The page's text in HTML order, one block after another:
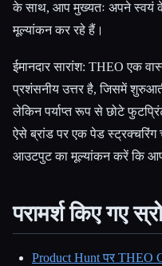
के साथ, आप मुख्यतः अपने स्वयं के
मूल्यांकन कर रहे हैं।
ईमानदार सारांश: THEO एक
प्रशंसनीय उत्तर है, जिसमें
लेकिन पर्याप्त रूप से छोटे
ऐसे ब्रांड पर एक पेड
आउटपुट का मूल्यांकन करें कि आप
परामर्श किए गए
Product Hunt पर THEO